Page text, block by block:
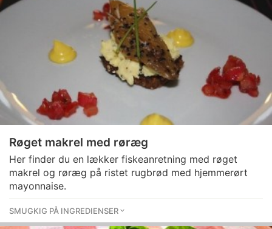
Røget makrel med røræg
Her finder du en lækker fiskeanretning med røget
makrel og røræg på ristet rugbrød med hjemmerørt
mayonnaise.
SMUGKIG PÅ INGREDIENSER